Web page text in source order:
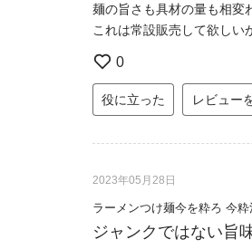
麺の旨さも具材の量も相変
これは常設販売して欲しい
0
役に立った レビュー
2023年05月28日
ラーメンつけ麺今を粋ろ 今
ジャンクではない旨